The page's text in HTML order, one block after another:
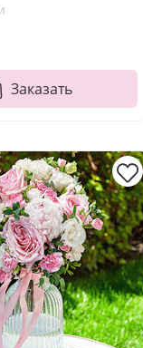
Заказать